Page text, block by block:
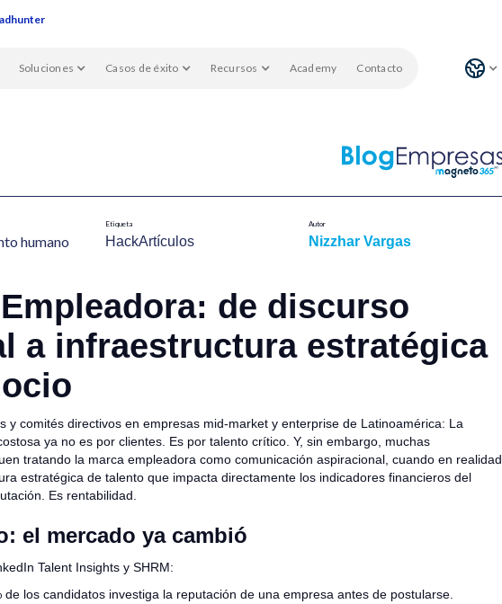
Soluciones Casos de éxito Recursos Academy Contacto
humano​
Etiqueta
HackArtículos
Autor
Nizzhar Vargas
de discurso
a infraestructura estratégica
y comités directivos en empresas mid-market y enterprise de Latinoamérica: La
ya no es por clientes. Es por talento crítico. Y, sin embargo, muchas
tratando la marca empleadora como comunicación aspiracional, cuando en realidad
estratégica de talento que impacta directamente los indicadores financieros del
Es rentabilidad.
el mercado ya cambió
Talent Insights y SHRM:
de los candidatos investiga la reputación de una empresa antes de postularse.